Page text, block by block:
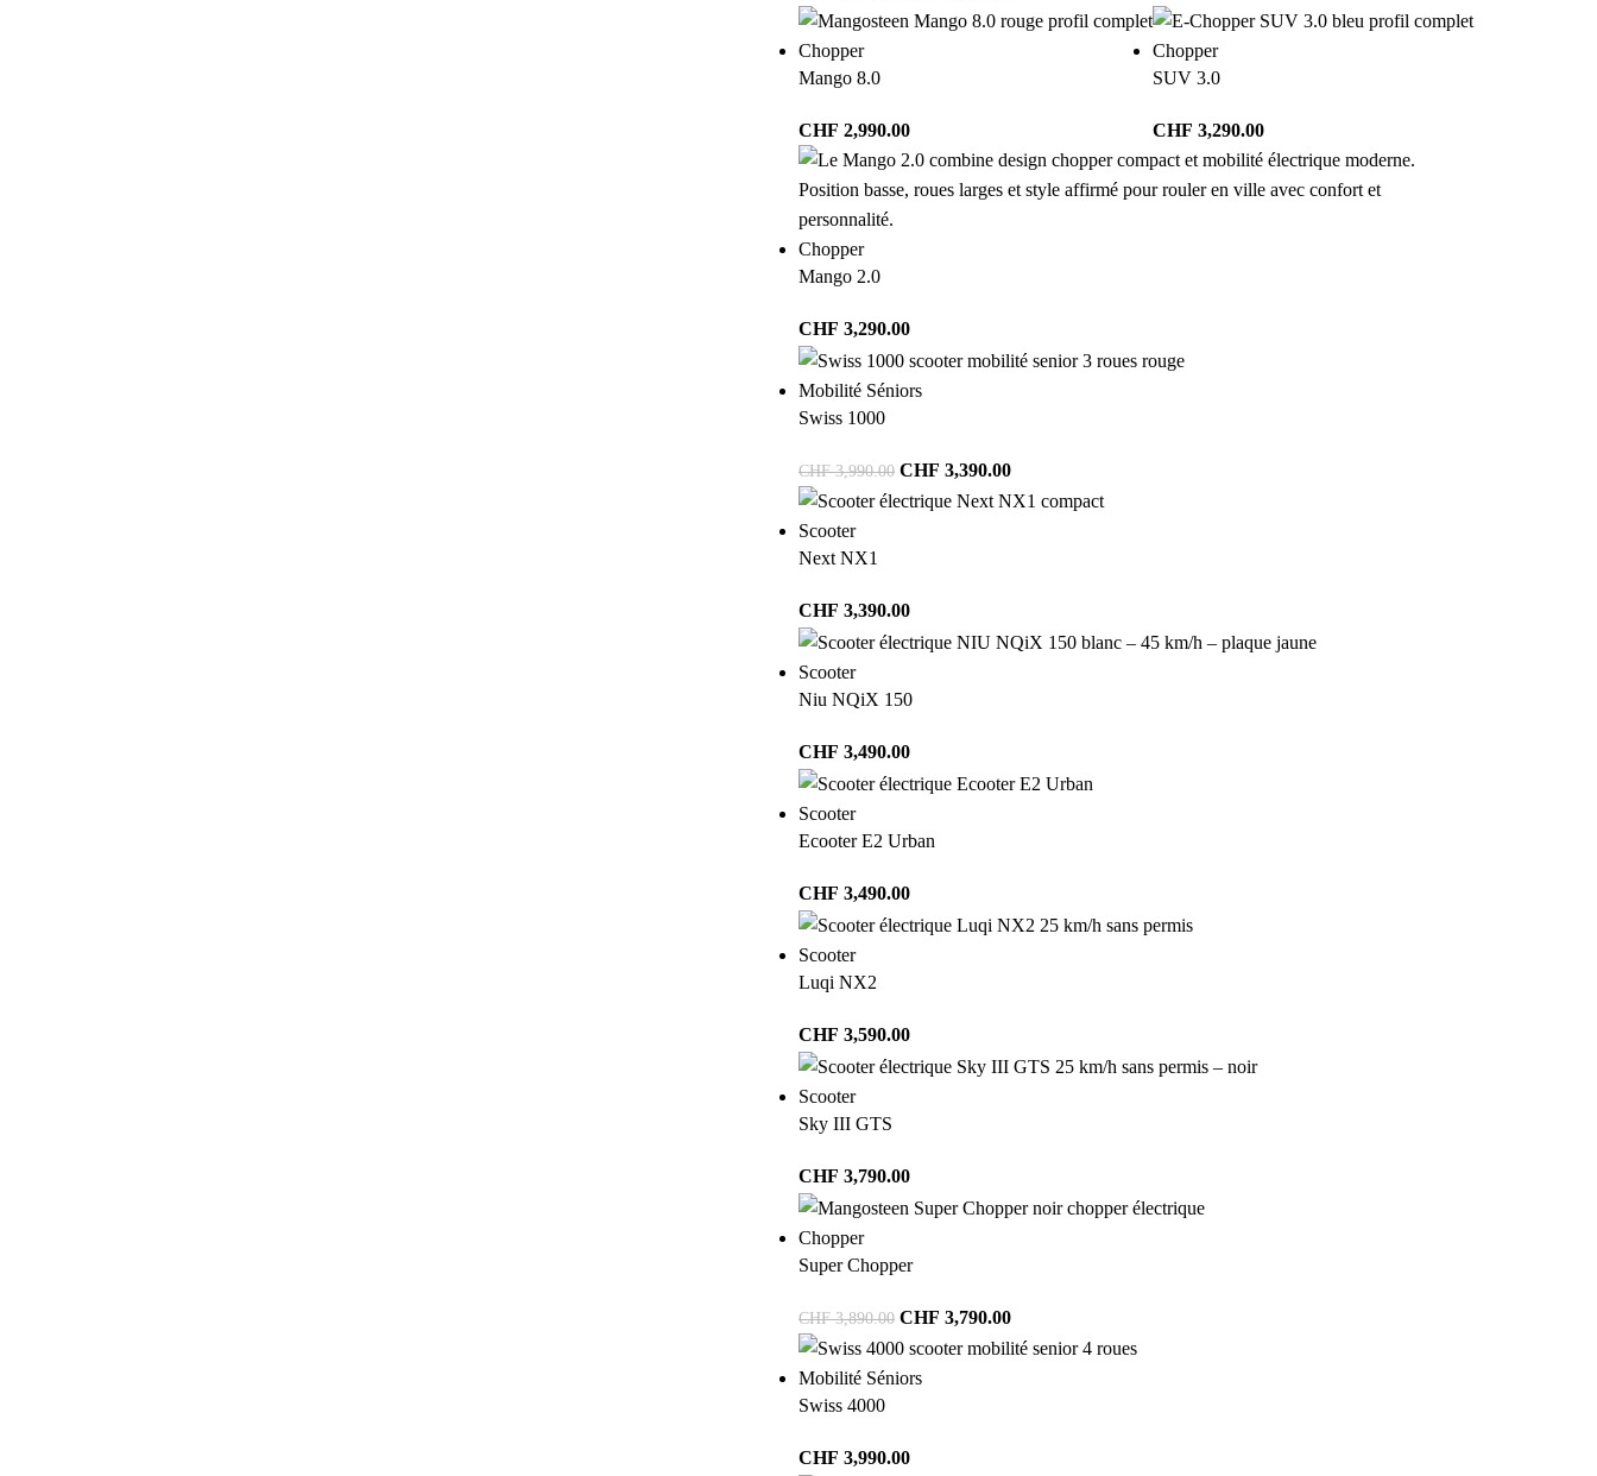
Chopper
Mango 8.0
CHF 2,990.00
Chopper
SUV 3.0
CHF 3,290.00
Chopper
Mango 2.0
CHF 3,290.00
Mobilité Séniors
Swiss 1000
CHF3,990.00 CHF 3,390.00
Scooter
Next NX1
CHF 3,390.00
Scooter
Niu NQiX 150
CHF 3,490.00
Scooter
Ecooter E2 Urban
CHF 3,490.00
Scooter
Luqi NX2
CHF 3,590.00
Scooter
Sky III GTS
CHF 3,790.00
Chopper
Super Chopper
CHF3,890.00 CHF 3,790.00
Mobilité Séniors
Swiss 4000
CHF 3,990.00